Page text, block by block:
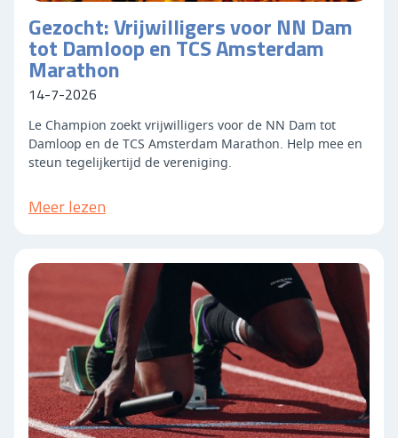
Gezocht: Vrijwilligers voor NN Dam
tot Damloop en TCS Amsterdam
Marathon
14-7-2026
Le Champion zoekt vrijwilligers voor de NN Dam tot
Damloop en de TCS Amsterdam Marathon. Help mee en
steun tegelijkertijd de vereniging.
Meer lezen